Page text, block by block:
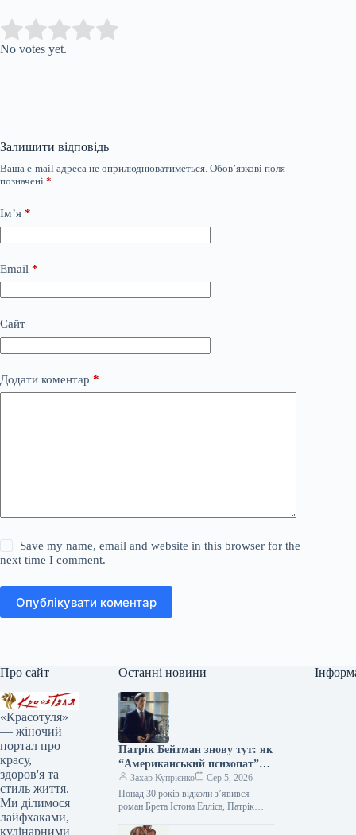
Rate this item:
No votes yet.
Залишити відповідь
Ваша e-mail адреса не оприлюднюватиметься. Обов’язкові поля
позначені *
Ім’я *
Email *
Сайт
Додати коментар *
Save my name, email and website in this browser for the
next time I comment.
Опублікувати коментар
Про сайт
«Красотуля»
— жіночий
портал про
красу,
здоров'я та
стиль життя.
Ми ділимося
лайфхаками,
кулінарними
Останні новини
Патрік Бейтман знову тут: як
“Американський психопат”
продовжує впливати на стиль
Захар Купрієнко
Сер 5, 2026
Понад 30 років відколи з’явився
роман Брета Істона Елліса, Патрік
найдискусійніших фігур у попкультурі.